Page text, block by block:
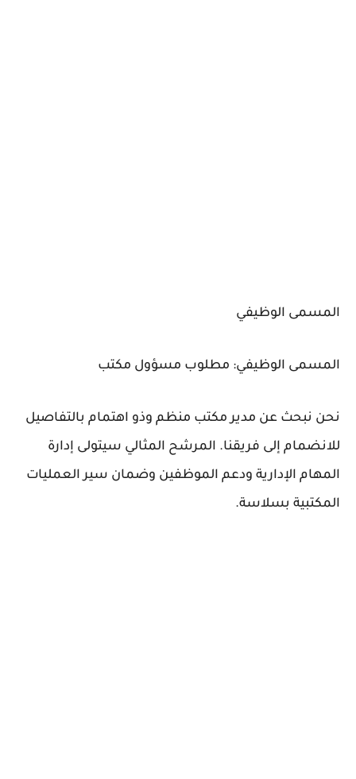
المسمى الوظيفي
المسمى الوظيفي: مطلوب مسؤول مكتب
نحن نبحث عن مدير مكتب منظم وذو اهتمام بالتفاصيل
للانضمام إلى فريقنا. المرشح المثالي سيتولى إدارة
المهام الإدارية ودعم الموظفين وضمان سير العمليات
المكتبية بسلاسة.